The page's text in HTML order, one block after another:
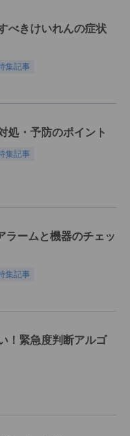
べきけいれんの症状
集記事
処・予防のポイント
集記事
ラームと機器のチェッ
集記事
！緊急度判断アルゴ